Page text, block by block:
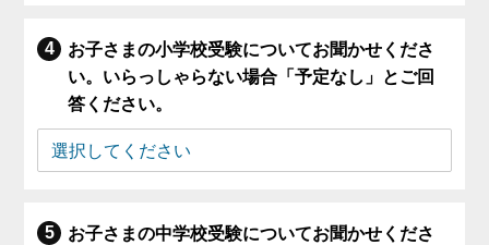
お子さまの小学校受験についてお聞かせくださ
い。いらっしゃらない場合「予定なし」とご回
答ください。
お子さまの中学校受験についてお聞かせくださ